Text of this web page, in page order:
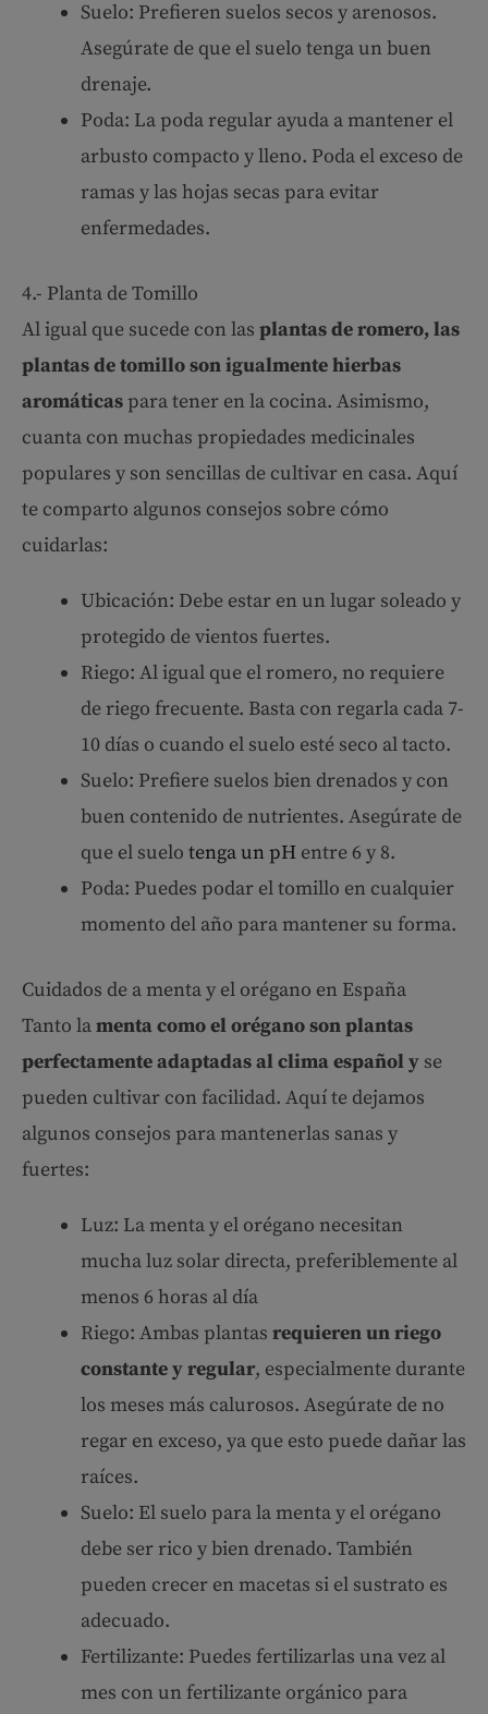
Suelo: Prefieren suelos secos y arenosos.
Asegúrate de que el suelo tenga un buen
drenaje.
Poda: La poda regular ayuda a mantener el
arbusto compacto y lleno. Poda el exceso de
ramas y las hojas secas para evitar
enfermedades.
4.- Planta de Tomillo
Al igual que sucede con las plantas de romero, las
plantas de tomillo son igualmente hierbas
aromáticaspara tener en la cocina. Asimismo,
cuanta con muchas propiedades medicinales
populares y son sencillas de cultivar en casa. Aquí
te comparto algunos consejos sobre cómo
cuidarlas:
Ubicación: Debe estar en un lugar soleado y
protegido de vientos fuertes.
Riego: Al igual que el romero, no requiere
de riego frecuente. Basta con regarla cada 7-
10 días o cuando el suelo esté seco al tacto.
Suelo: Prefiere suelos bien drenados y con
buen contenido de nutrientes. Asegúrate de
que el suelo tenga un pH entre 6 y 8.
Poda: Puedes podar el tomillo en cualquier
momento del año para mantener su forma.
Cuidados de a menta y el orégano en España
Tanto lamenta como el orégano son plantas
perfectamente adaptadas al clima español y se
pueden cultivar con facilidad. Aquí te dejamos
algunos consejos para mantenerlas sanas y
fuertes:
Luz: La menta y el orégano necesitan
mucha luz solar directa, preferiblemente al
menos 6 horas al día
Riego: Ambas plantas requieren un riego
constante y regular, especialmente durante
los meses más calurosos. Asegúrate de no
regar en exceso, ya que esto puede dañar las
raíces.
Suelo: El suelo para la menta y el orégano
debe ser rico y bien drenado. También
pueden crecer en macetas si el sustrato es
adecuado.
Fertilizante: Puedes fertilizarlas una vez al
mes con un fertilizante orgánico para